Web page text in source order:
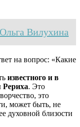
Вилухина
на вопрос: «Какие
известного и в
Рериха. Это
это
может быть, не
духовной близости